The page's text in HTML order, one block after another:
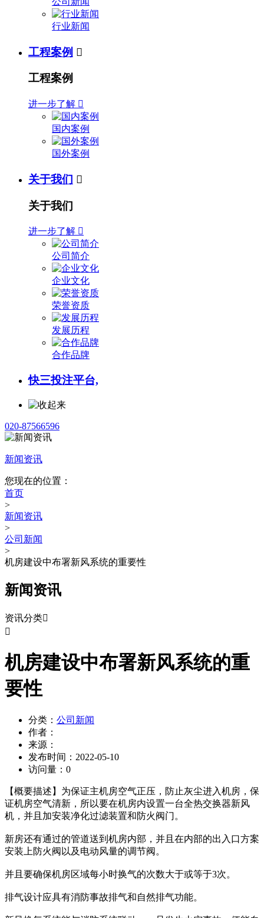
行业新闻
工程案例 
工程案例
进一步了解 
国内案例
国外案例
关于我们 
关于我们
进一步了解 
公司简介
企业文化
荣誉资质
发展历程
合作品牌
快三投注平台,
020-87566596
新闻资讯
您现在的位置：
首页
>
新闻资讯
>
公司新闻
>
机房建设中布署新风系统的重要性
新闻资讯
资讯分类

机房建设中布署新风系统的重
要性
分类： 公司新闻
作者：
来源：
发布时间： 2022-05-10
访问量： 0
【概要描述】 为保证主机房空气正压，防止灰尘进入机房，保
证机房空气清新，所以要在机房内设置一台全热交换器新风
机，并且加安装净化过滤装置和防火阀门。
新房还有通过的管道送到机房内部，并且在内部的出入口方案
安装上防火阀以及电动风量的调节阀。
并且要确保机房区域每小时换气的次数大于或等于3次。
排气设计应具有消防事故排气和自然排气功能。